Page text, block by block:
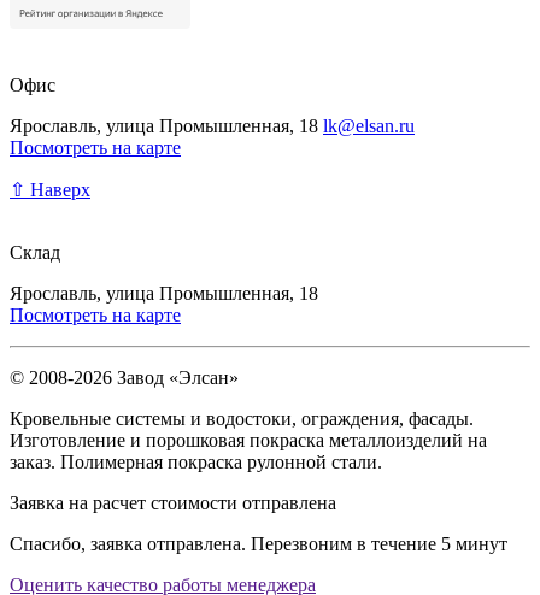
Офис
Ярославль, улица Промышленная, 18 lk@elsan.ru
Посмотреть на карте
⇧ Наверх
Склад
Ярославль, улица Промышленная, 18
Посмотреть на карте
© 2008-2026 Завод «Элсан»
Кровельные системы и водостоки, ограждения, фасады.
Изготовление и порошковая покраска металлоизделий на
заказ. Полимерная покраска рулонной стали.
Заявка на расчет стоимости отправлена
Спасибо, заявка отправлена. Перезвоним в течение 5 минут
Оценить качество работы менеджера